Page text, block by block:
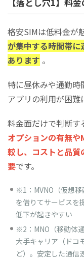
格安SIMは低料金が
が集中する時間帯
あります 。
特に昼休みや通勤
アプリの利用が困難
料金面だけで判断す
オプションの有無
較し、コストと品
要です。
※1：MVNO（仮想
を借りてサービスを
低下が起きやすい
※2：MNO（移動体
大手キャリア（ドコ
ど）。安定した通信